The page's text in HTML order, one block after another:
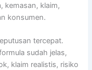
kemasan, klaim,
konsumen.
tercepat.
sudah jelas,
klaim realistis, risiko